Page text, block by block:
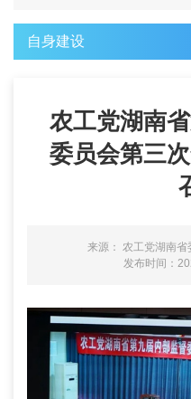
自身建设
农工党湖南
委员会第三
来源： 农工党湖南省
发布时间：